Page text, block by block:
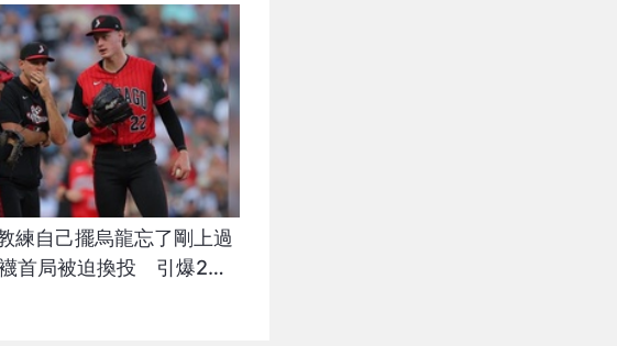
練自己擺烏龍忘了剛上過
首局被迫換投 引爆2比